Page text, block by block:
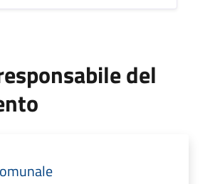
del